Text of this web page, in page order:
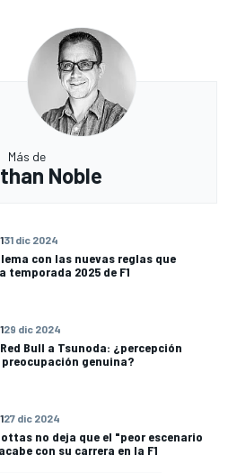
Más de
Noble
31 dic 2024
con las nuevas reglas que
temporada 2025 de F1
29 dic 2024
Bull a Tsunoda: ¿percepción
genuina?
27 dic 2024
no deja que el "peor escenario
con su carrera en la F1